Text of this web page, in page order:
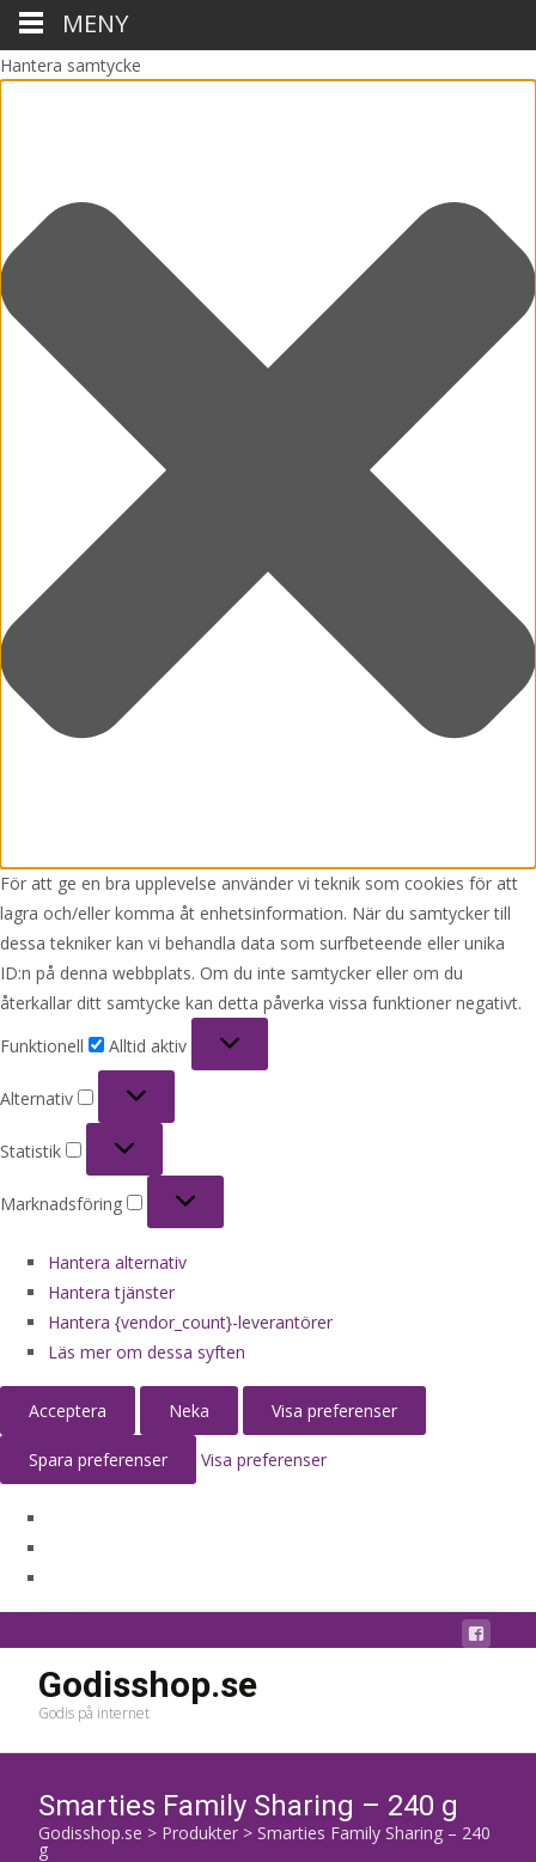
Hantera samtycke
För att ge en bra upplevelse använder vi teknik som cookies för att
lagra och/eller komma åt enhetsinformation. När du samtycker till
dessa tekniker kan vi behandla data som surfbeteende eller unika
ID:n på denna webbplats. Om du inte samtycker eller om du
återkallar ditt samtycke kan detta påverka vissa funktioner negativt.
Funktionell
Alltid aktiv
Alternativ
Statistik
Marknadsföring
Hantera alternativ
Hantera tjänster
Hantera {vendor_count}-leverantörer
Läs mer om dessa syften
Acceptera Neka Visa preferenser
Spara preferenser Visa preferenser
Godisshop.se
Godis på internet
Smarties Family Sharing – 240 g
Godisshop.se > Produkter > Smarties Family Sharing – 240
g
MENY